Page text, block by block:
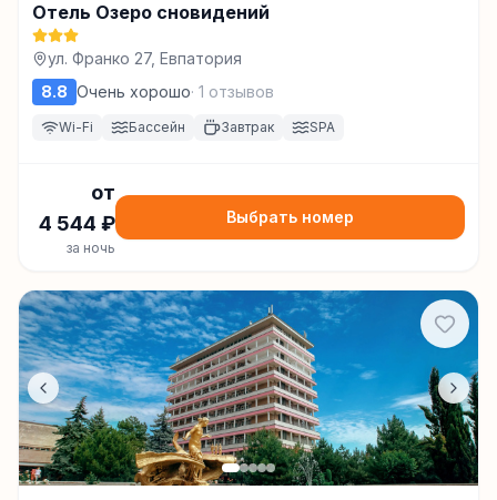
Отель Озеро сновидений
ул. Франко 27, Евпатория
8.8 Очень хорошо· 1 отзывов
Wi-Fi Бассейн Завтрак SPA
от
4 544 ₽
за ночь
Выбрать номер